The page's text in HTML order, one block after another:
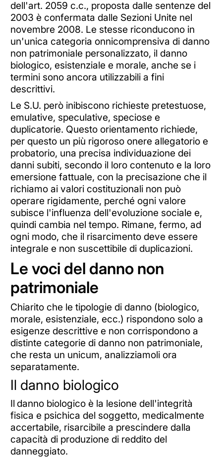
dell'art. 2059 c.c., proposta dalle sentenze del
2003 è confermata dalle Sezioni Unite nel
novembre 2008. Le stesse riconducono in
un'unica categoria onnicomprensiva di danno
non patrimoniale personalizzato, il danno
biologico, esistenziale e morale, anche se i
termini sono ancora utilizzabili a fini
descrittivi.
Le S.U. però inibiscono richieste pretestuose,
emulative, speculative, speciose e
duplicatorie. Questo orientamento richiede,
per questo un più rigoroso onere allegatorio e
probatorio, una precisa individuazione dei
danni subiti, secondo il loro contenuto e la loro
emersione fattuale, con la precisazione che il
richiamo ai valori costituzionali non può
operare rigidamente, perché ogni valore
subisce l'influenza dell'evoluzione sociale e,
quindi cambia nel tempo. Rimane, fermo, ad
ogni modo, che il risarcimento deve essere
integrale e non suscettibile di duplicazioni.
Le voci del danno non
patrimoniale
Chiarito che le tipologie di danno (biologico,
morale, esistenziale, ecc.) rispondono solo a
esigenze descrittive e non corrispondono a
distinte categorie di danno non patrimoniale,
che resta un unicum, analizziamoli ora
separatamente.
Il danno biologico
Il danno biologico è la lesione dell'integrità
fisica e psichica del soggetto, medicalmente
accertabile, risarcibile a prescindere dalla
capacità di produzione di reddito del
danneggiato.